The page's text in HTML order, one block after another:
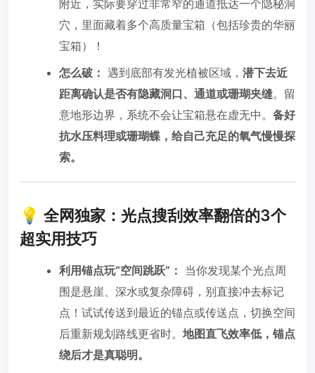
附近，实际要穿过非常窄的通道抵达一个隐秘洞
穴，里面藏着多个高质量宝箱（包括珍贵的华丽
宝箱）！
怎么破： 遇到底部有发光植被区域， 潜下去近
距离确认是否有隐藏洞口、通道或珊瑚夹缝。留
意地形边界，系统不会让宝箱悬在虚无中。 备好
抗水压料理或珊瑚蝶，给自己充足的氧气慢慢探
索。
💡 全网独家：光点搜刮效率翻倍的3个
超实用技巧
利用锚点玩“空间跳跃”： 当你发现某个光点周
围是悬崖、深水或复杂障碍，别直接冲去标记
点！试试传送到最近的锚点或传送点，切换空间
后重新规划路线更省时。 地图直飞效率低，锚点
绕后才是真聪明。